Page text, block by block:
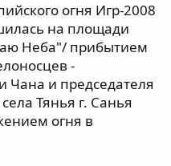
огня Игр-2008
на площади
Неба"/ прибытием
-
Чана и председателя
Тянья г. Санья
огня в